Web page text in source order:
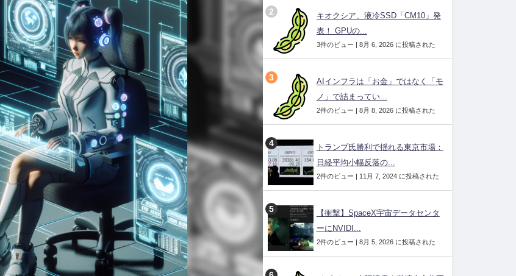
キオクシア、液冷SSD「CM10」発
表！ GPUの...
3件のビュー | 8月 6, 2026 に投稿された
AIインフラは「お金」ではなく「モ
ノ」で詰まってい...
2件のビュー | 8月 8, 2026 に投稿された
トランプ氏勝利で揺れる東京市場：
日経平均小幅反落の...
2件のビュー | 11月 7, 2024 に投稿された
【衝撃】SpaceX宇宙データセンタ
ーにNVIDI...
2件のビュー | 8月 5, 2026 に投稿された